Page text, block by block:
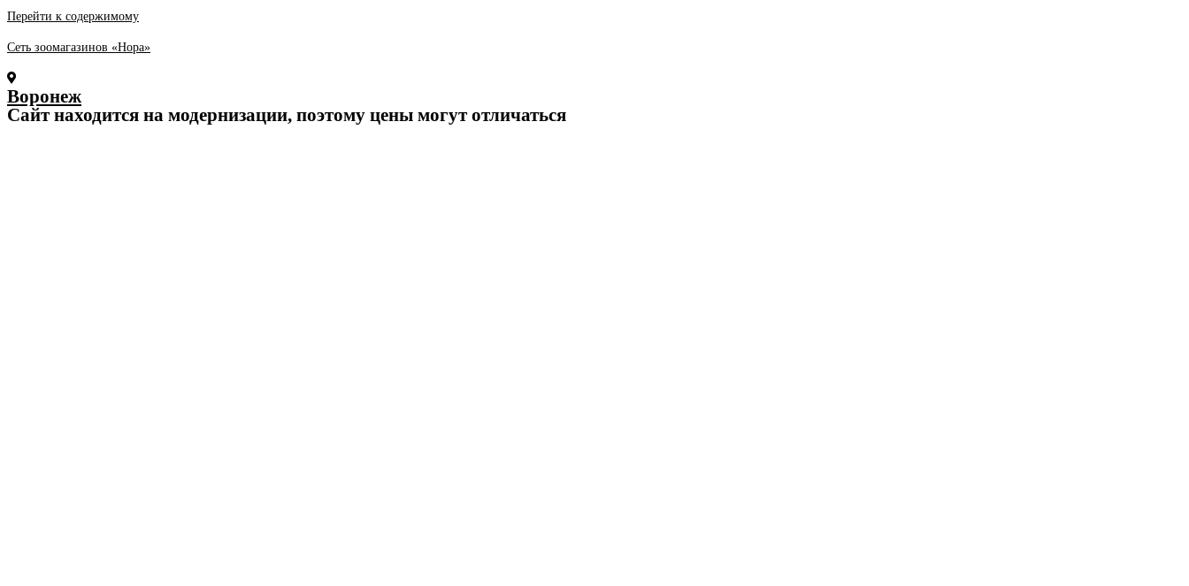
Перейти к содержимому
Сеть зоомагазинов «Нора»
Воронеж
Cайт находится на модернизации, поэтому цены могут отличаться